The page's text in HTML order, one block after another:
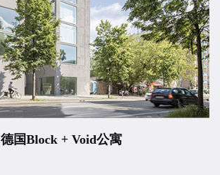
德国Block + Void公寓